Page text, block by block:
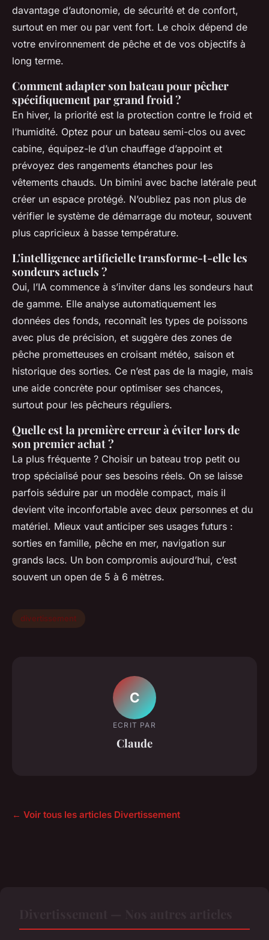
davantage d’autonomie, de sécurité et de confort,
surtout en mer ou par vent fort. Le choix dépend de
votre environnement de pêche et de vos objectifs à
long terme.
Comment adapter son bateau pour pêcher
spécifiquement par grand froid ?
En hiver, la priorité est la protection contre le froid et
l’humidité. Optez pour un bateau semi-clos ou avec
cabine, équipez-le d’un chauffage d’appoint et
prévoyez des rangements étanches pour les
vêtements chauds. Un bimini avec bache latérale peut
créer un espace protégé. N’oubliez pas non plus de
vérifier le système de démarrage du moteur, souvent
plus capricieux à basse température.
L'intelligence artificielle transforme-t-elle les
sondeurs actuels ?
Oui, l’IA commence à s’inviter dans les sondeurs haut
de gamme. Elle analyse automatiquement les
données des fonds, reconnaît les types de poissons
avec plus de précision, et suggère des zones de
pêche prometteuses en croisant météo, saison et
historique des sorties. Ce n’est pas de la magie, mais
une aide concrète pour optimiser ses chances,
surtout pour les pêcheurs réguliers.
Quelle est la première erreur à éviter lors de
son premier achat ?
La plus fréquente ? Choisir un bateau trop petit ou
trop spécialisé pour ses besoins réels. On se laisse
parfois séduire par un modèle compact, mais il
devient vite inconfortable avec deux personnes et du
matériel. Mieux vaut anticiper ses usages futurs :
sorties en famille, pêche en mer, navigation sur
grands lacs. Un bon compromis aujourd’hui, c’est
souvent un open de 5 à 6 mètres.
divertissement
C
ECRIT PAR
Claude
← Voir tous les articles Divertissement